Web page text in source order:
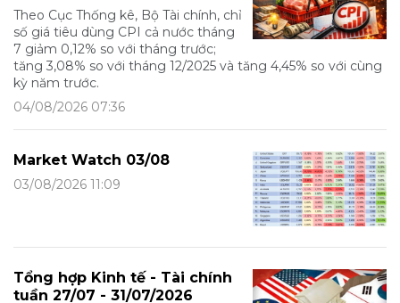
Theo Cục Thống kê, Bộ Tài chính, chỉ
số giá tiêu dùng CPI cả nước tháng
7 giảm 0,12% so với tháng trước;
tăng 3,08% so với tháng 12/2025 và tăng 4,45% so với cùng
kỳ năm trước.
04/08/2026 07:36
Market Watch 03/08
03/08/2026 11:09
Tổng hợp Kinh tế - Tài chính
tuần 27/07 - 31/07/2026